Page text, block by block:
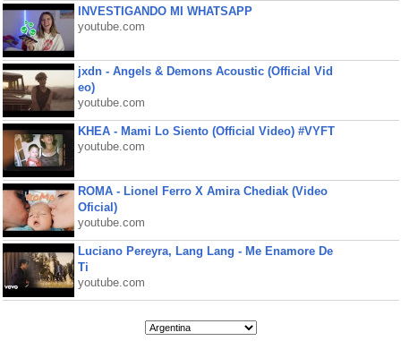
INVESTIGANDO MI WHATSAPP
youtube.com
jxdn - Angels & Demons Acoustic (Official Vid
eo)
youtube.com
KHEA - Mami Lo Siento (Official Video) #VYFT
youtube.com
ROMA - Lionel Ferro X Amira Chediak (Video
Oficial)
youtube.com
Luciano Pereyra, Lang Lang - Me Enamore De
Ti
youtube.com